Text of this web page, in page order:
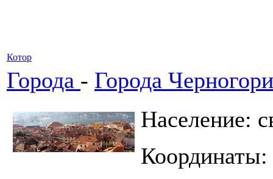
Котор
Города - Города
Население: